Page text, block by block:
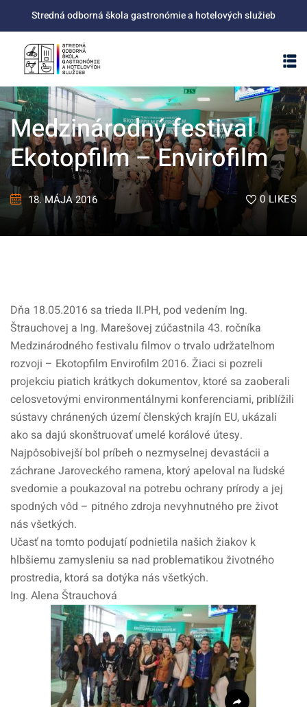
content
Stredná odborná škola gastronómie a hotelových služieb
Medzinárodný festival
Ekotopfilm – Envirofilm
18. MÁJA 2016 0LIKES
Dňa 18.05.2016 sa trieda II.PH, pod vedením Ing.
Štrauchovej a Ing. Marešovej zúčastnila 43. ročníka
Medzinárodného festivalu filmov o trvalo udržateľnom
rozvoji – Ekotopfilm Envirofilm 2016. Žiaci si pozreli
projekciu piatich krátkych dokumentov, ktoré sa zaoberali
celosvetovými environmentálnymi konferenciami, priblížili
sústavy chránených území členských krajín EU, ukázali
ako sa dajú skonštruovať umelé korálové útesy.
Najpôsobivejší bol príbeh o nezmyselnej devastácii a
záchrane Jaroveckého ramena, ktorý apeloval na ľudské
svedomie a poukazoval na potrebu ochrany prírody a jej
spodných vôd – pitného zdroja nevyhnutného pre život
nás všetkých.
Učasť na tomto podujatí podnietila našich žiakov k
hlbšiemu zamysleniu sa nad problematikou životného
prostredia, ktorá sa dotýka nás všetkých.
Ing. Alena Štrauchová